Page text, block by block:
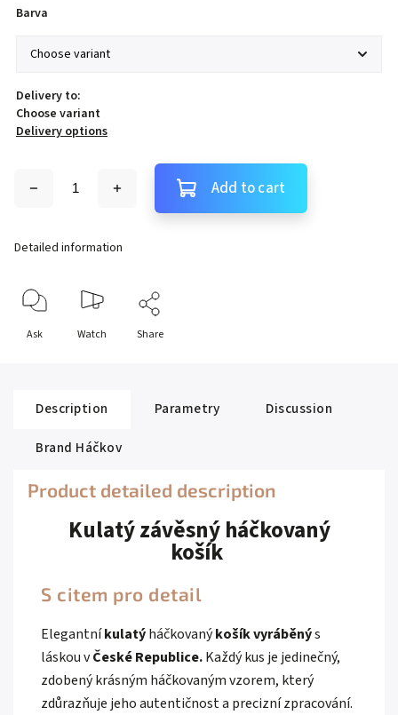
Barva
Delivery to:
Choose variant
Delivery options
Add to cart
Detailed information
Ask Watch Share
Description Parametry
Discussion
Brand Háčkov
Product detailed description
Kulatý závěsný háčkovaný
košík
S citem pro detail
Elegantníkulatýháčkovanýkošíkvyráběnýs
láskou vČeské Republice.Každý kus je jedinečný,
zdobený krásným háčkovaným vzorem, který
zdůrazňuje jeho autentičnost a precizní zpracování.